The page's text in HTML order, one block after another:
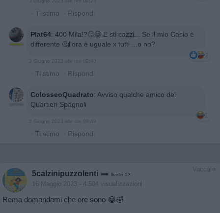
· Ti stimo · Rispondi
Plat64: 400 Mila!?🙄🤗 E sti cazzi... Se il mio Casio è
differente 🤔l'ora è uguale x tutti ...o no?
2
3 Giugno 2023 alle ore 09:40
· Ti stimo · Rispondi
ColosseoQuadrato: Avviso qualche amico dei
Quartieri Spagnoli
1
3 Giugno 2023 alle ore 09:49
· Ti stimo · Rispondi
Vaccata
5calzinipuzzolenti livello 13
16 Maggio 2023 - 4.504 visualizzazioni
Rema domandami che ore sono 😂🤣